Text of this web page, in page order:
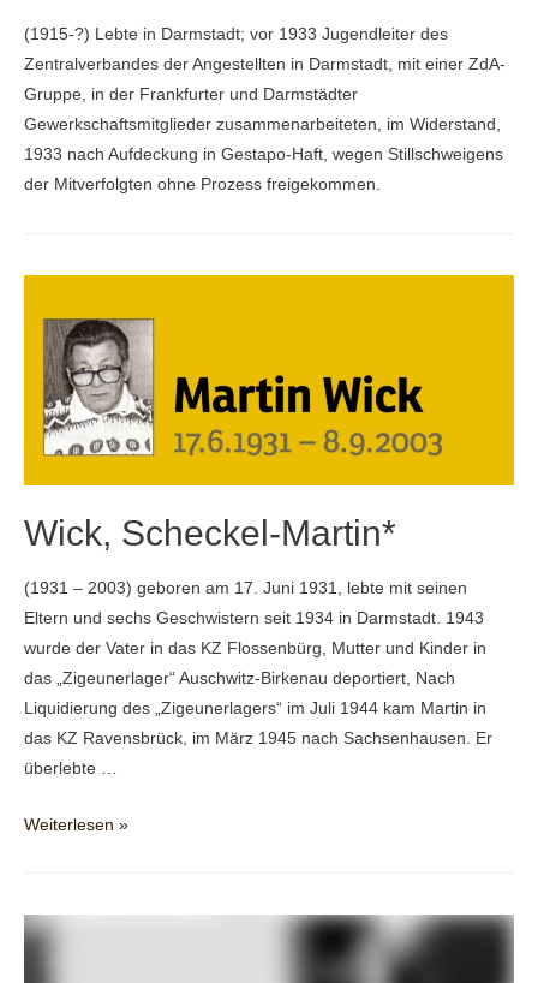
(1915-?) Lebte in Darmstadt; vor 1933 Jugendleiter des
Zentralverbandes der Angestellten in Darmstadt, mit einer ZdA-
Gruppe, in der Frankfurter und Darmstädter
Gewerkschaftsmitglieder zusammenarbeiteten, im Widerstand,
1933 nach Aufdeckung in Gestapo-Haft, wegen Stillschweigens
der Mitverfolgten ohne Prozess freigekommen.
Wick, Scheckel-Martin*
(1931 – 2003) geboren am 17. Juni 1931, lebte mit seinen
Eltern und sechs Geschwistern seit 1934 in Darmstadt. 1943
wurde der Vater in das KZ Flossenbürg, Mutter und Kinder in
das „Zigeunerlager“ Auschwitz-Birkenau deportiert, Nach
Liquidierung des „Zigeunerlagers“ im Juli 1944 kam Martin in
das KZ Ravensbrück, im März 1945 nach Sachsenhausen. Er
überlebte …
Wick,
Weiterlesen »